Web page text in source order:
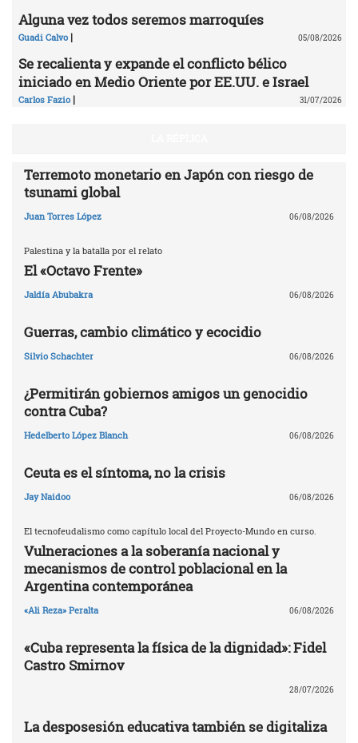
Alguna vez todos seremos marroquíes
Guadi Calvo | 05/08/2026
Se recalienta y expande el conflicto bélico
iniciado en Medio Oriente por EE.UU. e Israel
Carlos Fazio | 31/07/2026
Terremoto monetario en Japón con riesgo de
tsunami global
Juan Torres López 06/08/2026
Palestina y la batalla por el relato
El «Octavo Frente»
Jaldía Abubakra 06/08/2026
Guerras, cambio climático y ecocidio
Silvio Schachter 06/08/2026
¿Permitirán gobiernos amigos un genocidio
contra Cuba?
Hedelberto López Blanch 06/08/2026
Ceuta es el síntoma, no la crisis
Jay Naidoo 06/08/2026
El tecnofeudalismo como capítulo local del Proyecto-Mundo en curso.
Vulneraciones a la soberanía nacional y
mecanismos de control poblacional en la
Argentina contemporánea
«Ali Reza» Peralta 06/08/2026
«Cuba representa la física de la dignidad»: Fidel
Castro Smirnov
28/07/2026
La desposesión educativa también se digitaliza